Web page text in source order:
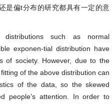
是偏t分布的研究都具有一定的意
distributions such as normal
exponen-tial distribution have
of society. However, due to the
of the above distribution can
of the data, so the skewed
people’s attention. In order to